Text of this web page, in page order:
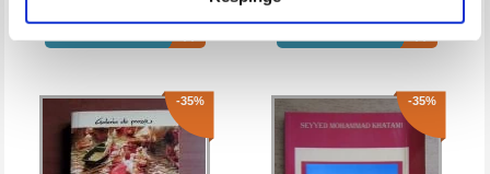
-35% -35%